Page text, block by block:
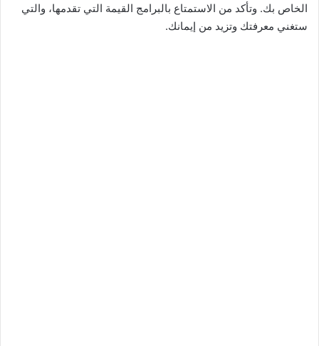
الخاص بك. وتأكد من الاستمتاع بالبرامج القيمة التي تقدمها، والتي
ستغني معرفتك وتزيد من إيمانك.